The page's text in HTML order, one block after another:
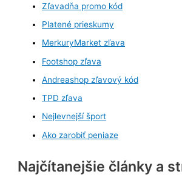
Zľavadňa promo kód
Platené prieskumy
MerkuryMarket zľava
Footshop zľava
Andreashop zľavový kód
TPD zľava
Nejlevnejší šport
Ako zarobiť peniaze
Najčítanejšie články a